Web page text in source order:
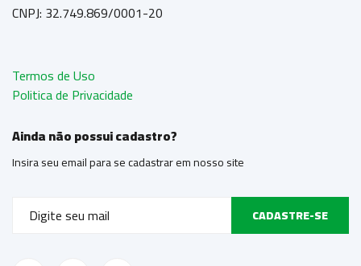
CNPJ: 32.749.869/0001-20
Termos de Uso
Politica de Privacidade
Ainda não possui cadastro?
Insira seu email para se cadastrar em nosso site
CADASTRE-SE